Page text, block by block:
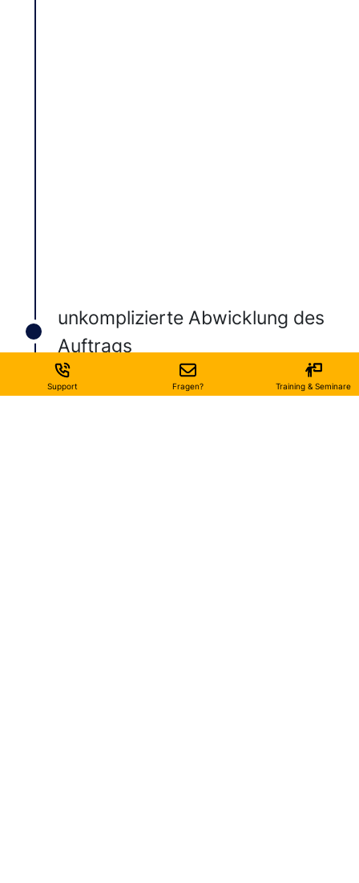
Support Fragen? Training & Seminare
unkomplizierte Abwicklung des
Auftrags